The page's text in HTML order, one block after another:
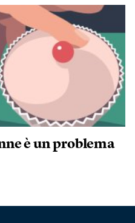
è un problema